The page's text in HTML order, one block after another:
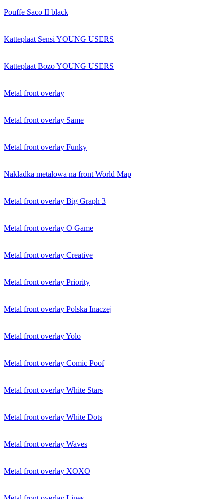
Pouffe Saco II black
Katteplaat Sensi YOUNG USERS
Katteplaat Bozo YOUNG USERS
Metal front overlay
Metal front overlay Same
Metal front overlay Funky
Nakładka metalowa na front World Map
Metal front overlay Big Graph 3
Metal front overlay O Game
Metal front overlay Creative
Metal front overlay Priority
Metal front overlay Polska Inaczej
Metal front overlay Yolo
Metal front overlay Comic Poof
Metal front overlay White Stars
Metal front overlay White Dots
Metal front overlay Waves
Metal front overlay XOXO